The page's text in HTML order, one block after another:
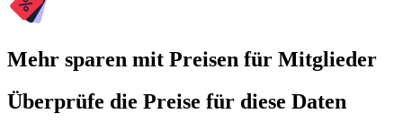
Mehr sparen mit Preisen für Mitglieder
Überprüfe die Preise für diese Daten